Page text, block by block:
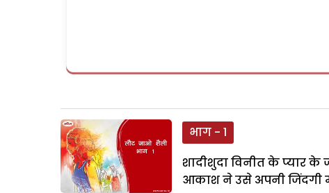
भाग - 1
शादीशुदा विनीत के प्यार
आकाश ने उसे अपनी जिंदगी